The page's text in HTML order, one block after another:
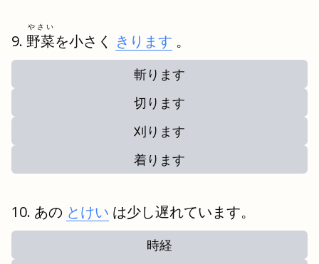
野菜
やさい
を小さく きります 。
斬ります
切ります
刈ります
着ります
あの とけい は少し遅れています。
時経